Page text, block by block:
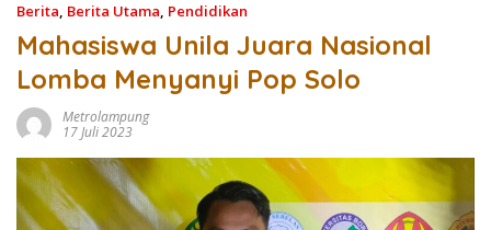
Berita, Berita Utama, Pendidikan
Mahasiswa Unila Juara Nasional
Lomba Menyanyi Pop Solo
Metrolampung
17 Juli 2023